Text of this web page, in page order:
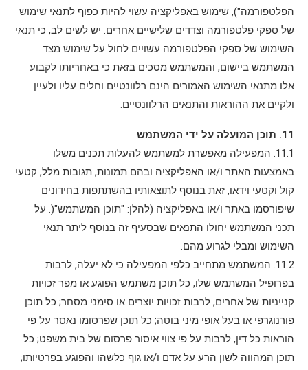
הפלטפורמה"), שימוש באפליקציה עשוי להיות כפוף לתנאי שימוש
של ספקי פלטפורמה וצדדים שלישיים אחרים. יש לשים לב, כי תנאי
השימוש של ספקי הפלטפורמה עשויים לחול על שימוש מצד
המשתמש ביישום, והמשתמש מסכים בזאת כי באחריותו לקבוע
אלו מתנאי השימוש האמורים הינם רלוונטיים וחלים עליו ולעיין
ולקיים את ההוראות והתנאים הרלוונטיים.
11. תוכן המועלה על ידי המשתמש
11.1. המפעילה מאפשרת למשתמש להעלות תכנים משלו
באמצעות האתר ו/או האפליקציה ובהם תמונות, תגובות מלל, קטעי
קול וקטעי וידאו, זאת בנוסף לתוצאותיו בהשתתפות בחידונים
שיפורסמו באתר ו/או באפליקציה (להלן: "תוכן המשתמש"(. על
תכני המשתמש יחולו התנאים שבסעיף זה בנוסף ליתר תנאי
השימוש ומבלי לגרוע מהם.
11.2. המשתמש מתחייב כלפי המפעילה כי לא יעלה, לרבות
בפרופיל המשתמש שלו, כל תוכן משתמש הפוגע או מפר זכויות
קנייניות של אחרים, לרבות זכויות יוצרים או סימני מסחר; כל תוכן
פורנוגרפי או בעל אופי מיני בוטה; כל תוכן שפרסומו נאסר על פי
הוראות כל דין, לרבות על פי צווי איסור פרסום של בית משפט; כל
תוכן המהווה לשון הרע על אדם ו/או גוף כלשהו והפוגע בפרטיותו;